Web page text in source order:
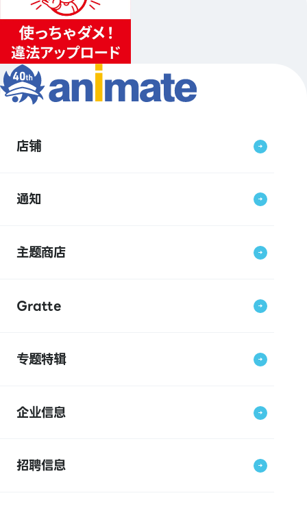
店铺
通知
主题商店
Gratte
专题特辑
企业信息
招聘信息